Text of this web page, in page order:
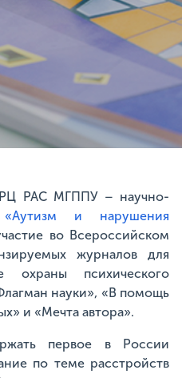
РАС МГППУ – научно-
«Аутизм и нарушения
во Всероссийском
журналов для
охраны психического
науки», «В помощь
и «Мечта автора».
первое в России
по теме расстройств